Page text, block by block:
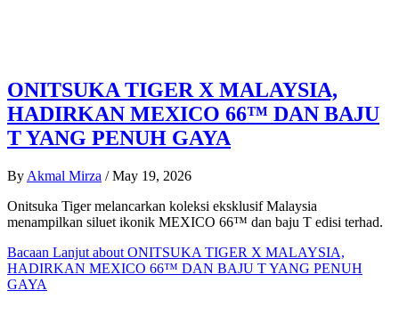
ONITSUKA TIGER X MALAYSIA,
HADIRKAN MEXICO 66™ DAN BAJU
T YANG PENUH GAYA
By Akmal Mirza / May 19, 2026
Onitsuka Tiger melancarkan koleksi eksklusif Malaysia
menampilkan siluet ikonik MEXICO 66™ dan baju T edisi terhad.
Bacaan Lanjut about ONITSUKA TIGER X MALAYSIA,
HADIRKAN MEXICO 66™ DAN BAJU T YANG PENUH
GAYA